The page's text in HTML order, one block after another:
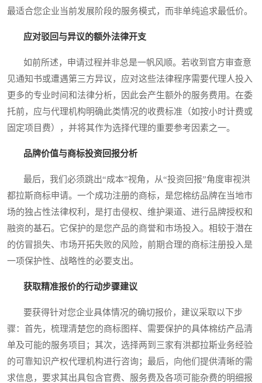
最适合您企业当前发展阶段的服务模式，而非单纯追求最低价。
应对驳回与异议的额外法律开支
如前所述，申请过程并非总是一帆风顺。若收到官方审查意
见通知书或遭遇第三方异议，应对这些法律程序需要代理人投入
更多的专业时间和法律分析，因此会产生额外的服务费用。在委
托前，应与代理机构明确此类情况的收费标准（如按小时计费或
固定项目费），并将其作为选择代理的重要参考因素之一。
品牌价值与商标投资回报分析
最后，我们必须跳出“成本”视角，从“投资回报”角度审视洪
都拉斯商标申请。一个成功注册的商标，是您棉纺品牌在当地市
场的独占性法律权利，是打击侵权、维护渠道、进行品牌授权和
融资的基石。它保护的是您产品的商誉和市场投入。相较于潜在
的仿冒损失、市场开拓失败的风险，前期合理的商标注册投入是
一项保护性、战略性的必要支出。
获取精准报价的行动步骤建议
要获得针对您企业具体情况的确切报价，建议采取以下步
骤：首先，梳理清楚您的商标图样、需要保护的具体棉纺产品清
单及可能的服务项目；其次，选择两到三家有洪都拉斯业务经验
的可靠知识产权代理机构进行咨询；最后，向他们提供清晰的需
求信息，要求其出具包含官费、服务费及各项可能杂费的明细报